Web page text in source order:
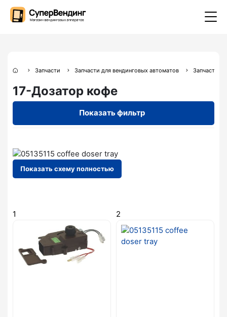
Запчасти Запчасти для вендинговых автоматов Запчасти
17-Дозатор кофе
Показать фильтр
Показать схему полностью
1 2